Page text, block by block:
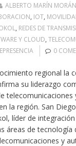
ALBERTO MARÍN MORÁN
, IOT,
, REDES DE
Y CLOUD,
0
regional la
su liderazgo
telecomunicaciones
la región. San
líder de
áreas de tecnología
y